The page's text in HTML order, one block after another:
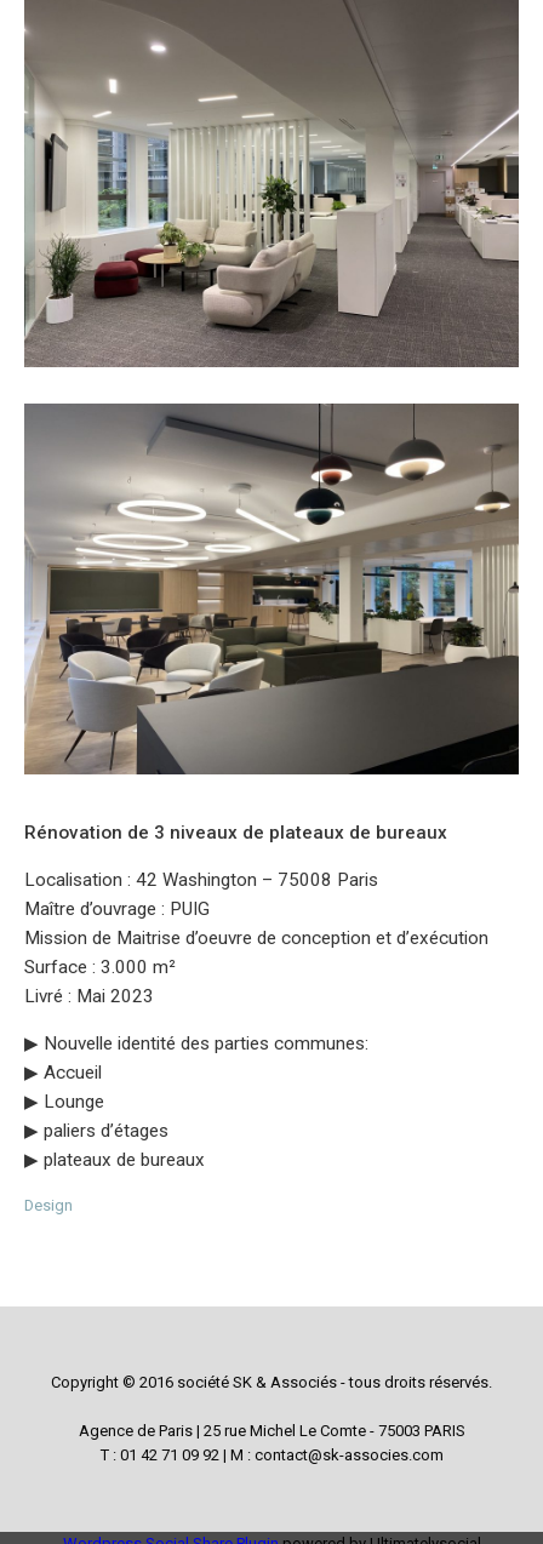
Rénovation de 3 niveaux de plateaux de bureaux
Localisation : 42 Washington – 75008 Paris
Maître d’ouvrage : PUIG
Mission de Maitrise d’oeuvre de conception et d’exécution
Surface : 3.000 m²
Livré : Mai 2023
▶︎ Nouvelle identité des parties communes:
▶︎ Accueil
▶︎ Lounge
▶︎ paliers d’étages
▶︎ plateaux de bureaux
Design
Copyright © 2016 société SK & Associés - tous droits réservés.
Agence de Paris | 25 rue Michel Le Comte - 75003 PARIS
T : 01 42 71 09 92 | M : contact@sk-associes.com